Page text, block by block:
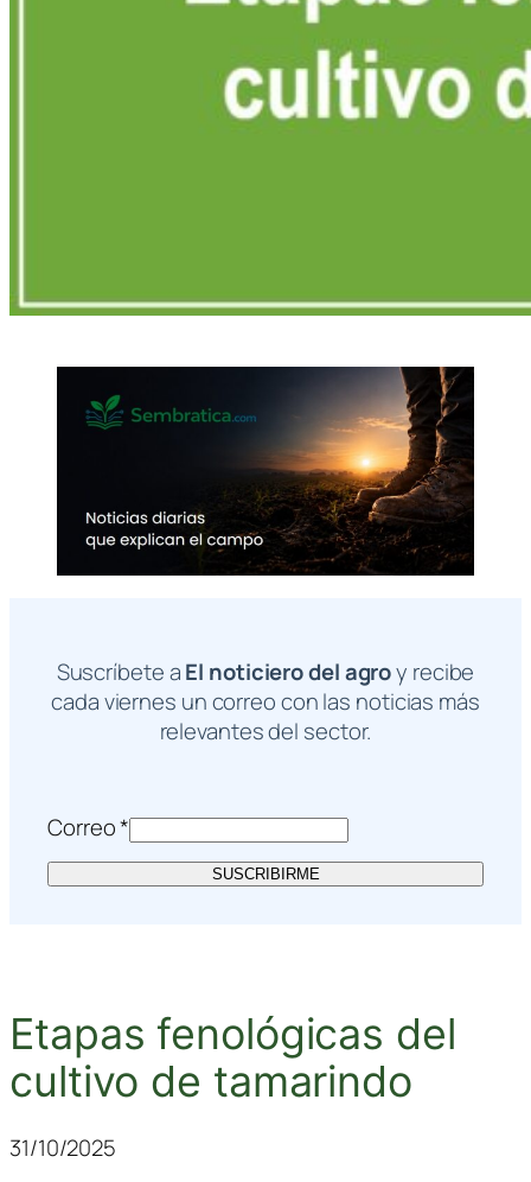
Suscríbete aEl noticiero del agroy recibe
cada viernes un correo con las noticias más
relevantes del sector.
Correo*
SUSCRIBIRME
Etapas fenológicas del
cultivo de tamarindo
31/10/2025